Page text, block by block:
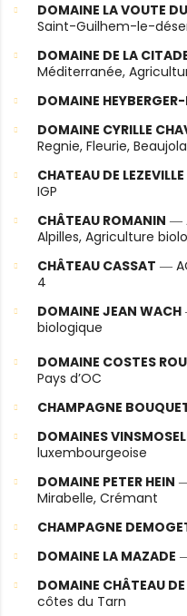
DOMAINE LA VOUTE
Saint-Guilhem-le-
DOMAINE DE LA
Méditerranée,
DOMAINE
DOMAINE CYRILLE
Regnie, Fleurie,
CHATEAU DE LEZEVILLE
IGP
CHÂTEAU ROMANIN ―
Alpilles, Agriculture
CHÂTEAU CASSAT ―
4
DOMAINE JEAN WACH
biologique
DOMAINE COSTES
Pays d’OC
CHAMPAGNE
DOMAINES
luxembourgeoise
DOMAINE PETER HEIN
Mirabelle, Crémant
CHAMPAGNE
DOMAINE LA MAZADE
DOMAINE CHÂTEAU
côtes du Tarn